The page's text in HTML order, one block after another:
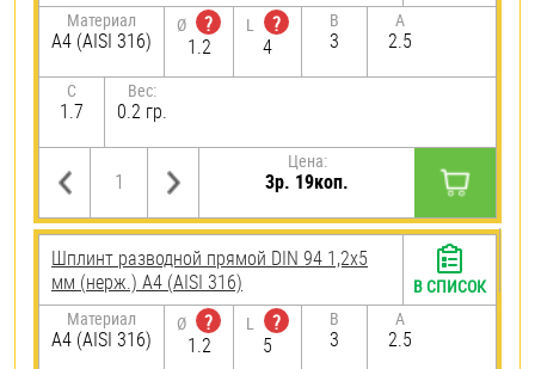
Материал
A4 (AISI 316)
Ø
?
1.2
L
?
4
B
3
A
2.5
C
1.7
Вес:
0.2 гр.
Цена:
3р. 19коп.
Шплинт разводной прямой DIN 94 1,2х5
мм (нерж.) A4 (AISI 316)
Материал
A4 (AISI 316)
Ø
?
1.2
L
?
5
B
3
A
2.5
В СПИСОК